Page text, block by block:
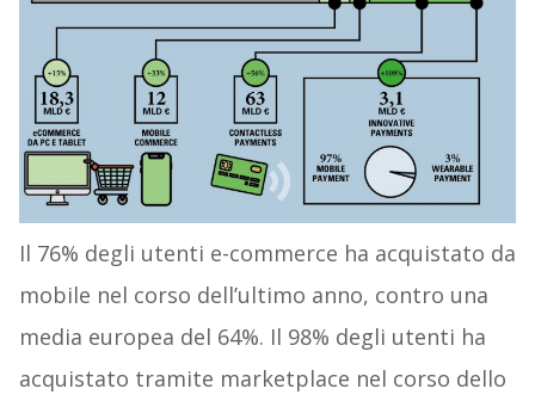
Il 76% degli utenti e-commerce ha acquistato da
mobile nel corso dell’ultimo anno, contro una
media europea del 64%. Il 98% degli utenti ha
acquistato tramite marketplace nel corso dello